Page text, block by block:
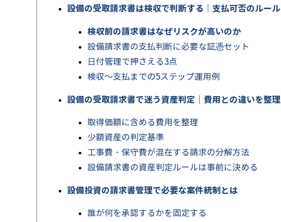
設備の受取請求書は検収で判断する｜支払可否のルール
検収前の請求書はなぜリスクが高いのか
設備請求書の支払判断に必要な証憑セット
日付管理で押さえる3点
検収～支払までの5ステップ運用例
設備の受取請求書で迷う資産判定｜費用との違いを整理
取得価額に含める費用を整理
少額資産の判定基準
工事費・保守費が混在する請求の分解方法
設備請求書の資産判定ルールは事前に決める
設備投資の請求書管理で必要な案件統制とは
誰が何を承認するかを固定する